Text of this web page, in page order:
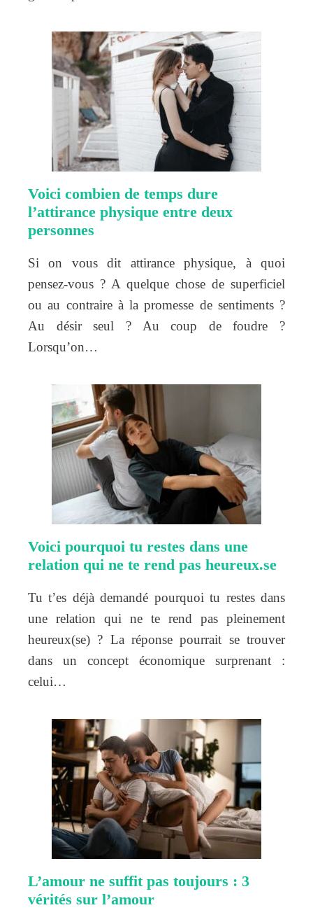
Voici combien de temps dure
l’attirance physique entre deux
personnes
Si on vous dit attirance physique, à quoi
pensez-vous ? A quelque chose de superficiel
ou au contraire à la promesse de sentiments ?
Au désir seul ? Au coup de foudre ?
Lorsqu’on…
Voici pourquoi tu restes dans une
relation qui ne te rend pas heureux.se
Tu t’es déjà demandé pourquoi tu restes dans
une relation qui ne te rend pas pleinement
heureux(se) ? La réponse pourrait se trouver
dans un concept économique surprenant :
celui…
L’amour ne suffit pas toujours : 3
vérités sur l’amour